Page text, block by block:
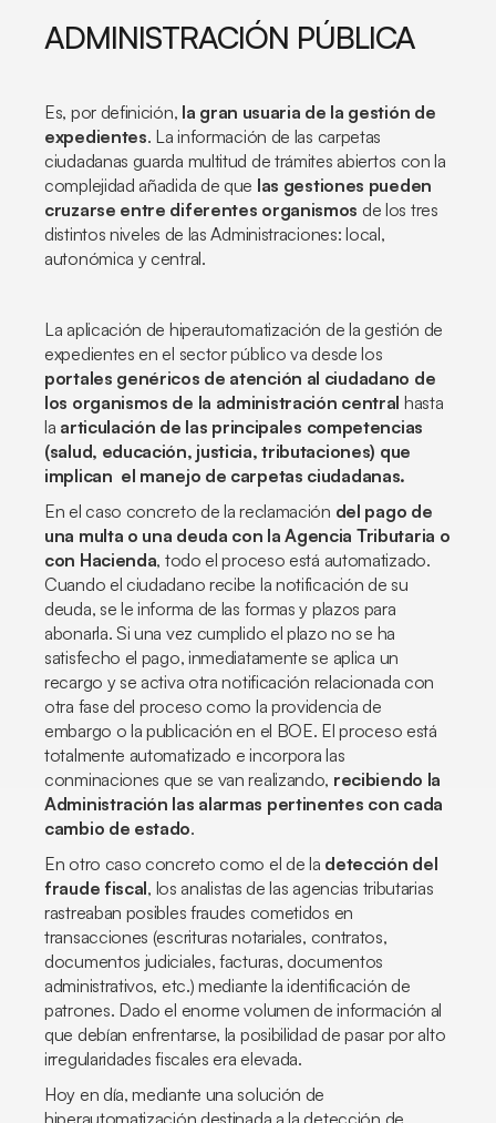
ADMINISTRACIÓN PÚBLICA
Es, por definición, la gran usuaria de la gestión de
expedientes. La información de las carpetas
ciudadanas guarda multitud de trámites abiertos con la
complejidad añadida de que las gestiones pueden
cruzarse entre diferentes organismos de los tres
distintos niveles de las Administraciones: local,
autonómica y central.
La aplicación de hiperautomatización de la gestión de
expedientes en el sector público va desde los
portales genéricos de atención al ciudadano de
los organismos de la administración central hasta
la articulación de las principales competencias
(salud, educación, justicia, tributaciones) que
implican el manejo de carpetas ciudadanas.
En el caso concreto de la reclamación del pago de
una multa o una deuda con la Agencia Tributaria o
con Hacienda, todo el proceso está automatizado.
Cuando el ciudadano recibe la notificación de su
deuda, se le informa de las formas y plazos para
abonarla. Si una vez cumplido el plazo no se ha
satisfecho el pago, inmediatamente se aplica un
recargo y se activa otra notificación relacionada con
otra fase del proceso como la providencia de
embargo o la publicación en el BOE. El proceso está
totalmente automatizado e incorpora las
conminaciones que se van realizando, recibiendo la
Administración las alarmas pertinentes con cada
cambio de estado.
En otro caso concreto como el de la detección del
fraude fiscal, los analistas de las agencias tributarias
rastreaban posibles fraudes cometidos en
transacciones (escrituras notariales, contratos,
documentos judiciales, facturas, documentos
administrativos, etc.) mediante la identificación de
patrones. Dado el enorme volumen de información al
que debían enfrentarse, la posibilidad de pasar por alto
irregularidades fiscales era elevada.
Hoy en día, mediante una solución de
hiperautomatización destinada a la detección de